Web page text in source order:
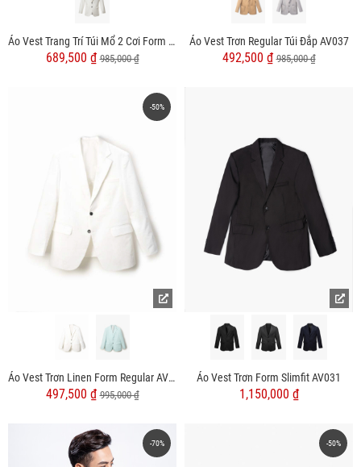
Áo Vest Trang Trí Túi Mổ 2 Cơi Form Slimfit AV035
689,500 ₫985,000 ₫
Áo Vest Trơn Regular Túi Đắp AV037
492,500 ₫985,000 ₫
-50%
Áo Vest Trơn Linen Form Regular AV040
497,500 ₫995,000 ₫
Áo Vest Trơn Form Slimfit AV031
1,150,000 ₫
-70% -50%